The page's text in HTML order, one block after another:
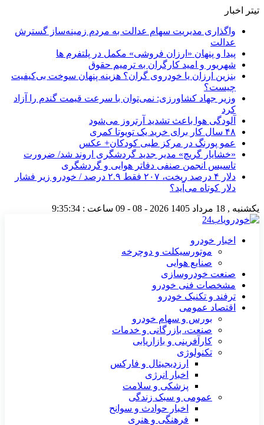
تیتر اخبار
واگذاری مدیریت سهام عدالت به مردم زمینه‌ساز گسترش
عدالت
پیدا و پنهان «ارزان فروشی» مکمل در پلتفرم ها
شهریور و امید کارگران به ترمیم حقوق
بنزین ارزان یا خودروی گران؟ هزینه پنهان سوخت بی‌کیفیت
چیست؟
وزیر جهاد کشاورزی: نمی‌توان با سرعت قیمت گندم را آزاد
کرد
آلودگی هوا باعث تشدید آرتروز می‌شود
۴۸ سال کار برای خرید یک تویوتا کمری
عمو پورنگ در مرکز طبی کودکان+ عکس
«خشایار گریچ» مدیر جدید گردشگری اروند شد/ ضرورت
تاسیس انجمن صنفی دفاتر هوایی و گردشگری
دلار ۴ درصد ریخت، ۲۰۷ فقط ۲.۹ درصد / خودرو زیر فشار
دلار کوتاه می‌آید؟
یکشنبه , 18 مرداد 1405 2026 - 08 - 09 ساعت : 9:35:34
اخبار خودرو
موتورسیکلت و دوچرخه
صنایع هوایی
صنعت خودروسازی
مشخصات فنی خودرو
ترفند و تکنیک خودرو
اقتصاد عمومی
بورس و سهام خودرو
صنعت، بازرگانی و خدمات
کارآفرینی و بازاریابی
تکنولوژی
ارزدیجیتال و فارکس
اخبار انرژی
پزشکی و سلامت
عمومی و سبک زندگی
اخبار حوادث و سوانح
فرهنگی و هنری